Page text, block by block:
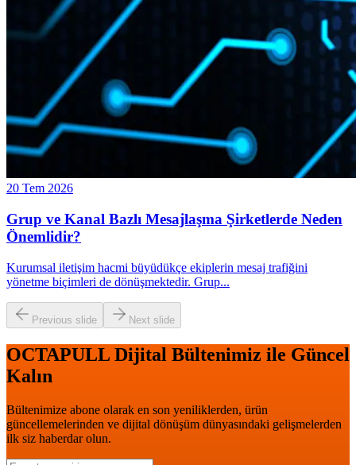
20 Tem 2026
Grup ve Kanal Bazlı Mesajlaşma Şirketlerde Neden
Önemlidir?
Kurumsal iletişim hacmi büyüdükçe ekiplerin mesaj trafiğini
yönetme biçimleri de dönüşmektedir. Grup...
Previous slide Next slide
OCTAPULL Dijital Bültenimiz ile Güncel
Kalın
Bültenimize abone olarak en son yeniliklerden, ürün
güncellemelerinden ve dijital dönüşüm dünyasındaki gelişmelerden
ilk siz haberdar olun.